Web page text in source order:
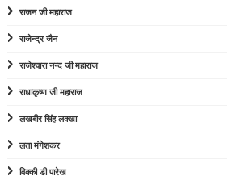
राजन जी महाराज
राजेन्द्र जैन
राजेश्वारा नन्द जी महाराज
राधाकृष्ण जी महाराज
लखबीर सिंह लक्खा
लता मंगेशकर
विक्की डी पारेख